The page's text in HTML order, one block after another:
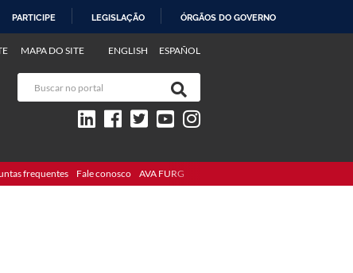
PARTICIPE LEGISLAÇÃO ÓRGÃOS DO GOVERNO
ENGLISH ESPAÑOL
MAPA DO SITE
frequentes Fale conosco AVA FURG